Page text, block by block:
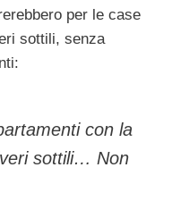
per le case
sottili, senza
con la
sottili… Non